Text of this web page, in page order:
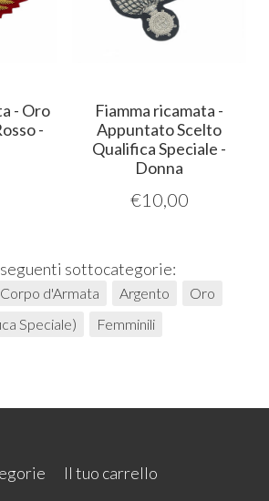
- Oro
-
Fiamma ricamata -
Appuntato Scelto
Qualifica Speciale -
Donna
€10,00
sottocategorie:
d'Armata Argento
Oro
Speciale)
Femminili
Il tuo carrello